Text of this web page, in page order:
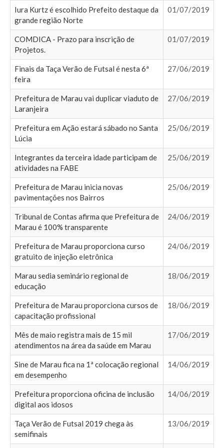
Iura Kurtz é escolhido Prefeito destaque da
grande região Norte
01/07/2019
COMDICA - Prazo para inscrição de
Projetos.
01/07/2019
Finais da Taça Verão de Futsal é nesta 6ª
feira
27/06/2019
Prefeitura de Marau vai duplicar viaduto de
Laranjeira
27/06/2019
Prefeitura em Ação estará sábado no Santa
Lúcia
25/06/2019
Integrantes da terceira idade participam de
atividades na FABE
25/06/2019
Prefeitura de Marau inicia novas
pavimentações nos Bairros
25/06/2019
Tribunal de Contas afirma que Prefeitura de
Marau é 100% transparente
24/06/2019
Prefeitura de Marau proporciona curso
gratuito de injeção eletrônica
24/06/2019
Marau sedia seminário regional de
educação
18/06/2019
Prefeitura de Marau proporciona cursos de
capacitação profissional
18/06/2019
Mês de maio registra mais de 15 mil
atendimentos na área da saúde em Marau
17/06/2019
Sine de Marau fica na 1ª colocação regional
em desempenho
14/06/2019
Prefeitura proporciona oficina de inclusão
digital aos idosos
14/06/2019
Taça Verão de Futsal 2019 chega às
semifinais
13/06/2019